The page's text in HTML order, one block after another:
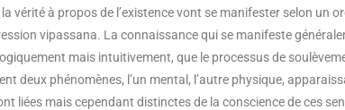
vérité à propos de l’existence vont se manifester selon un
vipassana. La connaissance qui se manifeste
mais intuitivement, que le processus de
deux phénomènes, l’un mental, l’autre physique,
liées mais cependant distinctes de la conscience de ces